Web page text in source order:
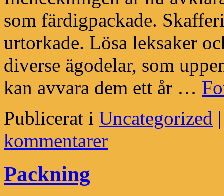
som färdigpackade.
urtorkade. Lösa leksaker
diverse ägodelar, som
kan avvara dem ett år …
Publicerat i Uncategorized |
kommentarer
Packning